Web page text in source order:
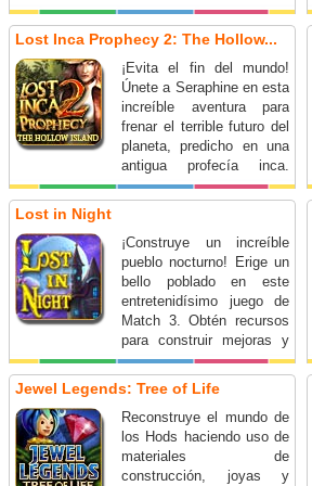
para descubrir deliciosas
frutas y luego empareja
las frutas para completar
los niveles. ¡Detén a los
maleantes y conviértete
en heroína!
Lost Inca Prophecy 2: The Hollow...
¡Evita el fin del mundo!
Únete a Seraphine en esta
increíble aventura para
frenar el terrible futuro del
planeta, predicho en una
antigua profecía inca.
¿Burlarás a tiempo las
pruebas ancestrales?
Lost in Night
¡Construye un increíble
pueblo nocturno! Erige un
bello poblado en este
entretenidísimo juego de
Match 3. Obtén recursos
para construir mejoras y
fabulosos potenciadores
ganando cientos de
niveles con múltiples
modalidades de juego:
intercambio, cadenas y
grupo. ¡Que comience la
diversión!
Jewel Legends: Tree of Life
Reconstruye el mundo de
los Hods haciendo uso de
materiales de
construcción, joyas y